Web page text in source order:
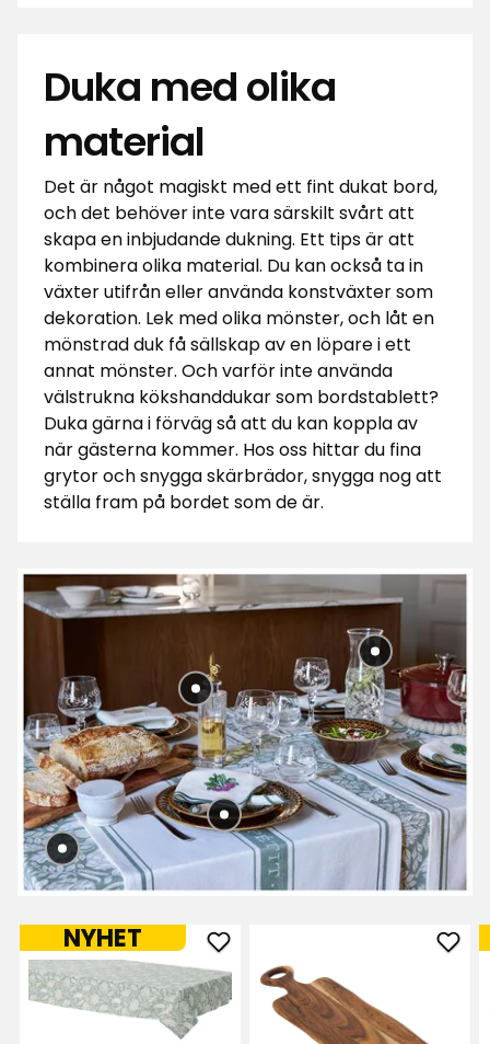
Duka med olika
material
Det är något magiskt med ett fint dukat bord,
och det behöver inte vara särskilt svårt att
skapa en inbjudande dukning. Ett tips är att
kombinera olika material. Du kan också ta in
växter utifrån eller använda konstväxter som
dekoration. Lek med olika mönster, och låt en
mönstrad duk få sällskap av en löpare i ett
annat mönster. Och varför inte använda
välstrukna kökshanddukar som bordstablett?
Duka gärna i förväg så att du kan koppla av
när gästerna kommer. Hos oss hittar du fina
grytor och snygga skärbrädor, snygga nog att
ställa fram på bordet som de är.
NYHET
Lägg
till
Duk
Lägg